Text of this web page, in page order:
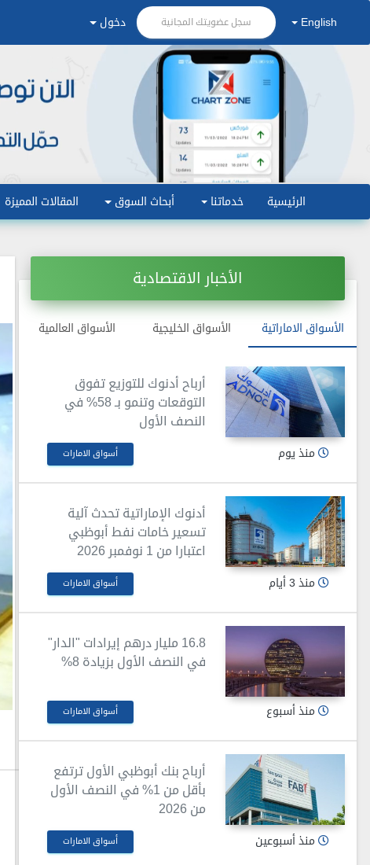
English سجل عضويتك المجانية دخول
الرئيسية خدماتنا أبحاث السوق المقالات المميزة
الأخبار الاقتصادية
الأسواق الاماراتية الأسواق الخليجية الأسواق العالمية
أرباح أدنوك للتوزيع تفوق
التوقعات وتنمو بـ 58% في
النصف الأول
منذ يوم أسواق الامارات
أدنوك الإماراتية تحدث آلية
تسعير خامات نفط أبوظبي
اعتبارا من 1 نوفمبر 2026
منذ 3 أيام أسواق الامارات
16.8 مليار درهم إيرادات "الدار"
في النصف الأول بزيادة 8%
منذ أسبوع أسواق الامارات
أرباح بنك أبوظبي الأول ترتفع
بأقل من 1% في النصف الأول
من 2026
منذ أسبوعين أسواق الامارات